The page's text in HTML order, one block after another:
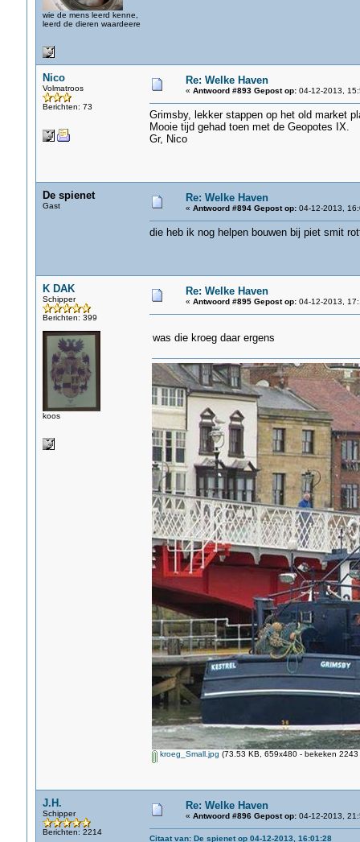
wie de mens leerd kenne,
leerd de dieren waardeere
Nico
Volmatroos
Berichten: 73
Re: Welke Haven
« Antwoord #893 Gepost op:04-12-2013,
Grimsby, lekker stappen op het old market
Mooie tijd gehad toen met de Geopotes IX.
Gr, Nico
De spienet
Gast
Re: Welke Haven
« Antwoord #894 Gepost op:04-12-2013,
die heb ik nog helpen bouwen bij piet smit
K DAK
Schipper
Berichten: 399
koos
Re: Welke Haven
« Antwoord #895 Gepost op:04-12-2013,
was die kroeg daar ergens
kroeg_Small.jpg (73.53 KB, 659x480 - bekeken 2243
J.H.
Schipper
Berichten: 2214
Re: Welke Haven
« Antwoord #896 Gepost op:04-12-2013,
Citaat van: De spienet op 04-12-2013, 16:01:28